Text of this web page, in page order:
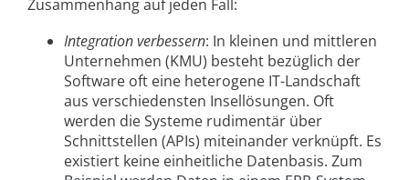
Zusammenhang auf jeden Fall:
Integration verbessern: In kleinen und mittleren
Unternehmen (KMU) besteht bezüglich der
Software oft eine heterogene IT-Landschaft
aus verschiedensten Insellösungen. Oft
werden die Systeme rudimentär über
Schnittstellen (APIs) miteinander verknüpft. Es
existiert keine einheitliche Datenbasis. Zum